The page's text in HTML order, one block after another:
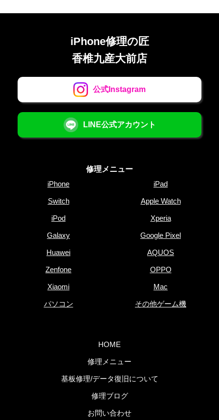
iPhone修理の匠
香椎九産大前店
公式Instagram
LINE公式アカウント
修理メニュー
iPhone
iPad
Switch Apple Watch
iPod Xperia
Galaxy Google Pixel
Huawei AQUOS
Zenfone OPPO
Xiaomi Mac
パソコン その他ゲーム機
HOME
修理メニュー
基板修理/データ復旧について
修理ブログ
お問い合わせ